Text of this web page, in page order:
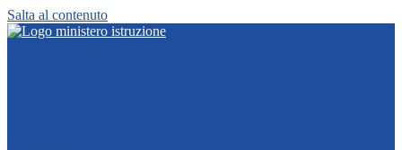
Salta al contenuto